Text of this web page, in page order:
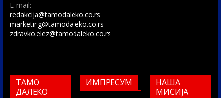
E-mail:
redakcija@tamodaleko.co.rs
marketing@tamodaleko.co.rs
zdravko.elez@tamodaleko.co.rs
ТАМО
ДАЛЕКО
ИМПРЕСУМ
НАША
МИСИЈА